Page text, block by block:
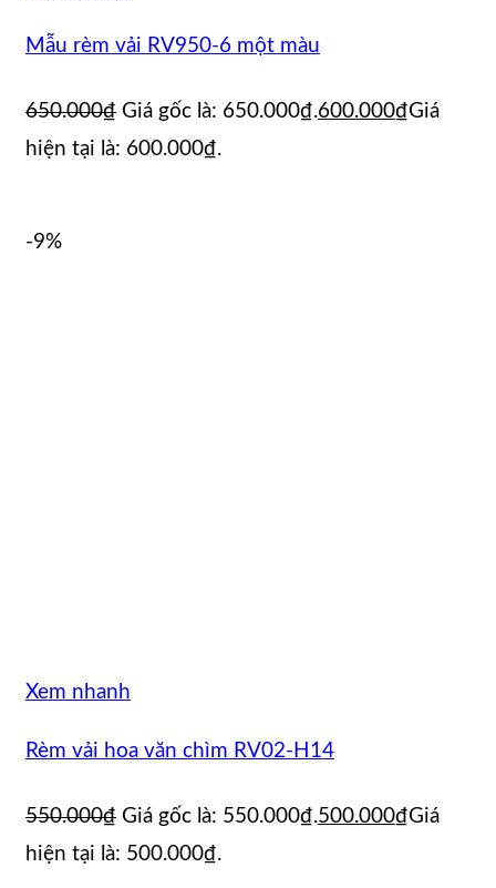
Mẫu rèm vải RV950-6 một màu
650.000₫ Giá gốc là: 650.000₫.600.000₫Giá
hiện tại là: 600.000₫.
-9%
Xem nhanh
Rèm vải hoa văn chìm RV02-H14
550.000₫ Giá gốc là: 550.000₫.500.000₫Giá
hiện tại là: 500.000₫.